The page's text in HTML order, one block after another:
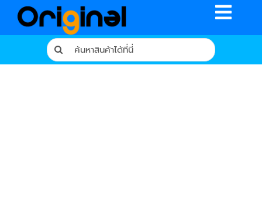
Toggle
Search
for: